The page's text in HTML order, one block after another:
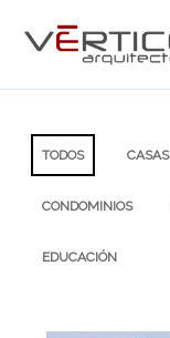
TODOS CASAS
CONDOMINIOS
EDUCACIÓN